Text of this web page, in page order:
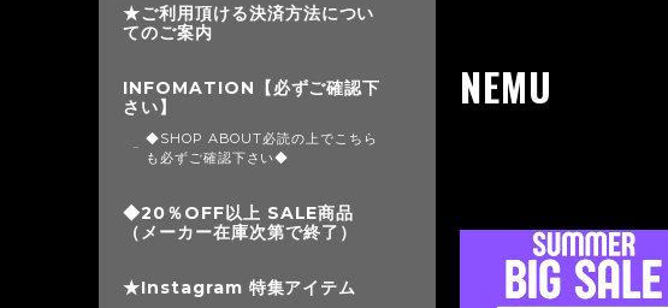
NEMU
★ご利用頂ける決済方法につい
てのご案内
INFOMATION【必ずご確認下
さい】
◆SHOP ABOUT必読の上でこちら
も必ずご確認下さい◆
◆20％OFF以上 SALE商品
（メーカー在庫次第で終了）
★Instagram 特集アイテム